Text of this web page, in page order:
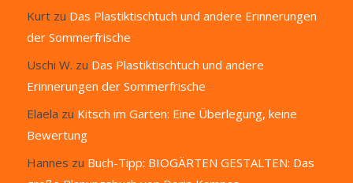
Kurtzu Das Plastiktischtuch und andere Erinnerungen
der Sommerfrische
Uschi W. zu Das Plastiktischtuch und andere
Erinnerungen der Sommerfrische
Elaela zu Kitsch im Garten: Eine Überlegung, keine
Bewertung
Hannes zu Buch-Tipp: BIOGÄRTEN GESTALTEN: Das